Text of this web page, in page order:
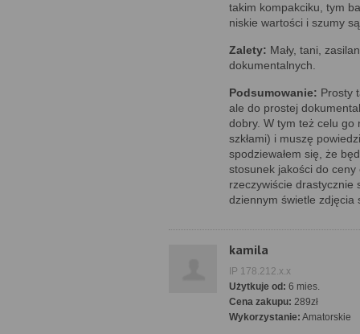
takim kompakciku, tym
niskie wartości i szumy
Zalety: Mały, tani,
dokumentalnych.
Podsumowanie: Prosty
ale do prostej
dobry. W tym też celu go
szkłami) i muszę
spodziewałem się, że
stosunek jakości do
rzeczywiście drastycznie
dziennym świetle zdjęcia
kamila
IP 178.212.x.x
Użytkuje od: 6 mies.
Cena zakupu: 289zł
Wykorzystanie: Amatorskie